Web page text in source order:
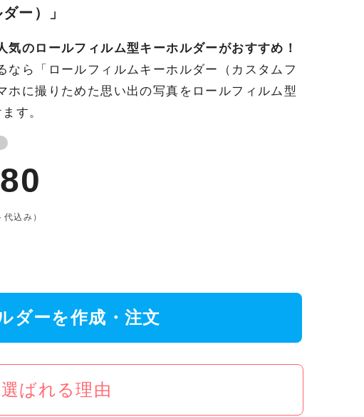
ー）」
のロールフィルム型キーホルダーがおすすめ！
ら「ロールフィルムキーホルダー（カスタムフ
に撮りためた思い出の写真をロールフィルム型
す。
代込み）
ダーを作成・注文
ばれる理由